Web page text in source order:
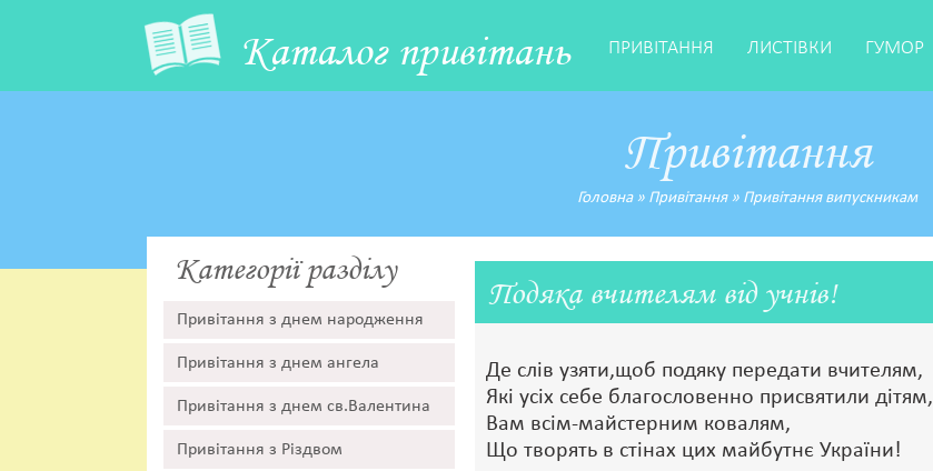
Каталог привітань ПРИВІТАННЯ ЛИСТІВКИ ГУМОР
Привітання
Головна» Привітання» Привітання випускникам
Категорії разділу
Привітання з днем народження
Привітання з днем ангела
Привітання з днем св.Валентина
Привітання з Різдвом
Подяка вчителям від учнів!
Де слів узяти,щоб подяку передати вчителям,
Які усіх себе благословенно присвятили дітям,
Вам всім-майстерним ковалям,
Що творять в стінах цих майбутнє України!